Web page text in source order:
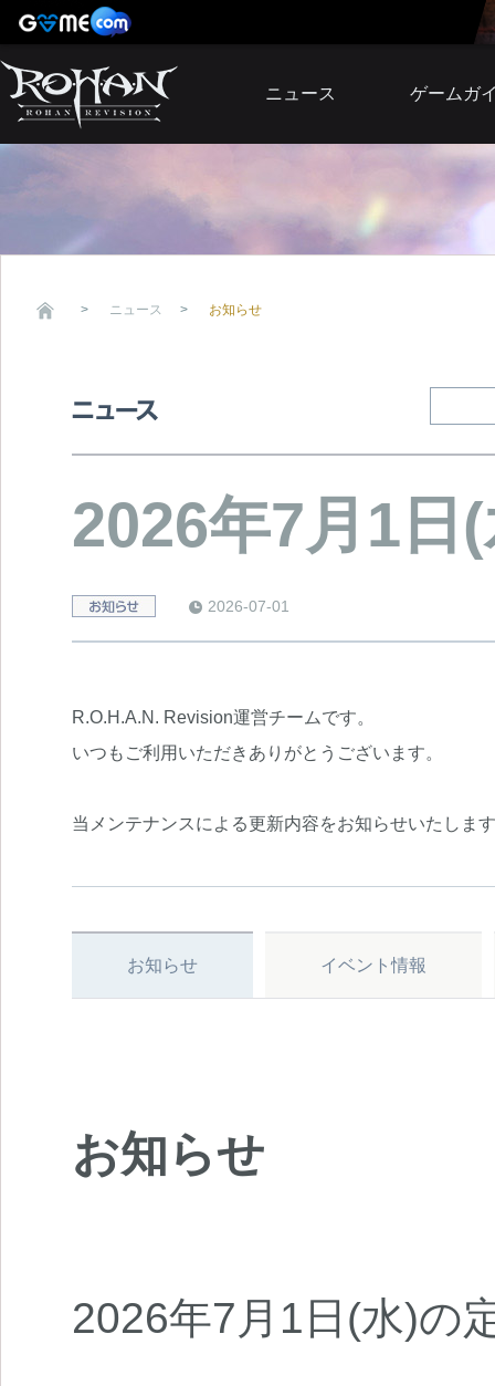
ニュース
アップデート
ゲームガ
ニュース お知らせ
2026年7月1日
2026-07-01
R.O.H.A.N. Revision運営チームです。
いつもご利用いただきありがとうございます。
当メンテナンスによる更新内容をお知らせいたしま
お知らせ イベント情報
お知らせ
2026年7月1日(水)の